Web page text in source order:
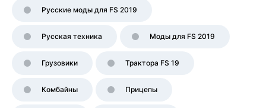
Русские моды для FS 2019
Русская техника Моды для FS 2019
Грузовики Трактора FS 19
Комбайны Прицепы